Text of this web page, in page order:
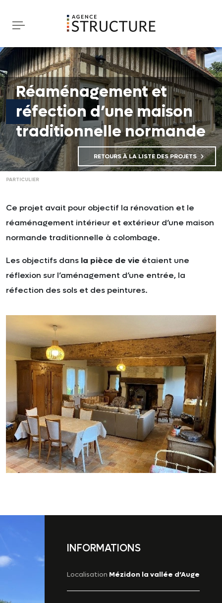
Réaménagement et
réfection d’une maison
traditionnelle normande
RETOURS À LA LISTE DES PROJETS
PARTICULIER
Ce projet avait pour objectif la rénovation et le
réaménagement intérieur et extérieur d’une maison
normande traditionnelle à colombage.
Les objectifs dans la pièce de vie étaient une
réflexion sur l’aménagement d’une entrée, la
réfection des sols et des peintures.
INFORMATIONS
Localisation Mézidon la vallée d’Auge